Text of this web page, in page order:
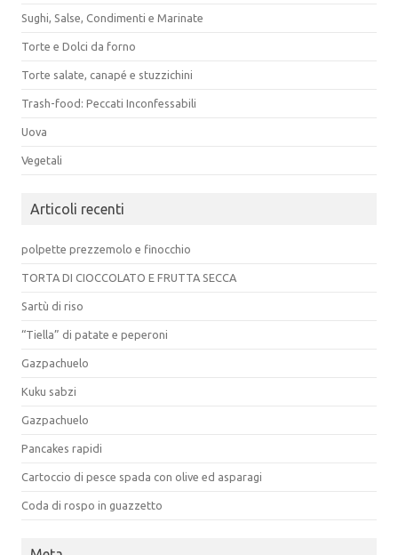
Sughi, Salse, Condimenti e Marinate
Torte e Dolci da forno
Torte salate, canapé e stuzzichini
Trash-food: Peccati Inconfessabili
Uova
Vegetali
Articoli recenti
polpette prezzemolo e finocchio
TORTA DI CIOCCOLATO E FRUTTA SECCA
Sartù di riso
“Tiella” di patate e peperoni
Gazpachuelo
Kuku sabzi
Gazpachuelo
Pancakes rapidi
Cartoccio di pesce spada con olive ed asparagi
Coda di rospo in guazzetto